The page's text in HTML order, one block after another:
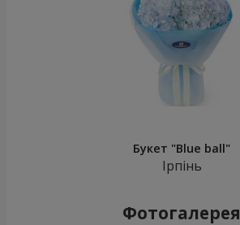
Букет "Blue ball"
Ірпінь
Фотогалерея